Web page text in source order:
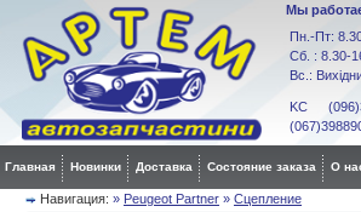
Мы
Пн.-Пт:
Сб. : 8.30-
Вс.:
KC
Главная Новинки Доставка Состояние заказа О
Навигация: » Peugeot Partner » Сцепление